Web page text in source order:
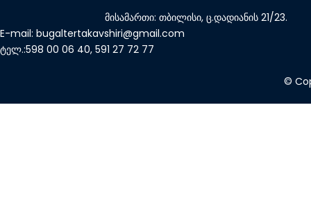
მისამართი: თბილისი, ც.დადიანის 21/23.
E-mail: bugaltertakavshiri@gmail.com
ტელ.:598 00 06 40, 591 27 72 77
©